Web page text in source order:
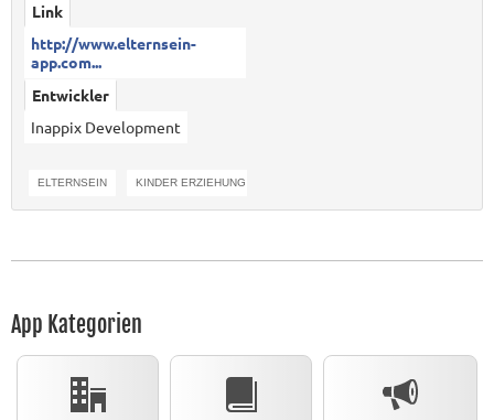
Link
http://www.elternsein-
app.com...
Entwickler
Inappix Development
ELTERNSEIN KINDER ERZIEHUNG
App Kategorien